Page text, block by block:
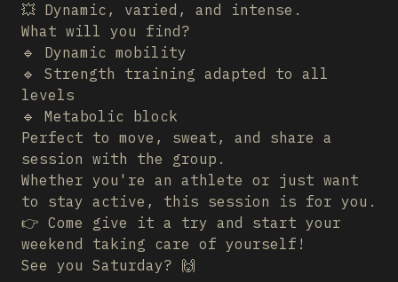
💥 Dynamic, varied, and intense.
What will you find?
🔹 Dynamic mobility
🔹 Strength training adapted to all
levels
🔹 Metabolic block
Perfect to move, sweat, and share a
session with the group.
Whether you're an athlete or just want
to stay active, this session is for you.
👉 Come give it a try and start your
weekend taking care of yourself!
See you Saturday? 🙌